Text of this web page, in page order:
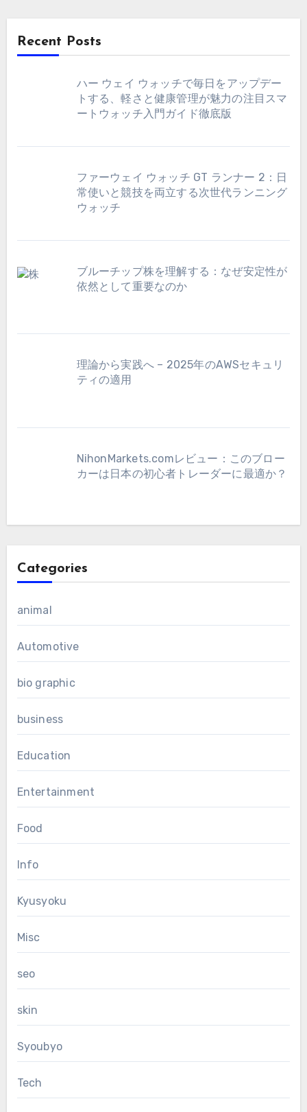
Recent Posts
ハー ウェイ ウォッチで毎日をアップデー
トする、軽さと健康管理が魅力の注目スマ
ートウォッチ入門ガイド徹底版
ファーウェイ ウォッチ GT ランナー 2：日
常使いと競技を両立する次世代ランニング
ウォッチ
ブルーチップ株を理解する：なぜ安定性が
依然として重要なのか
理論から実践へ – 2025年のAWSセキュリ
ティの適用
NihonMarkets.comレビュー：このブロー
カーは日本の初心者トレーダーに最適か？
Categories
animal
Automotive
bio graphic
business
Education
Entertainment
Food
Info
Kyusyoku
Misc
seo
skin
Syoubyo
Tech